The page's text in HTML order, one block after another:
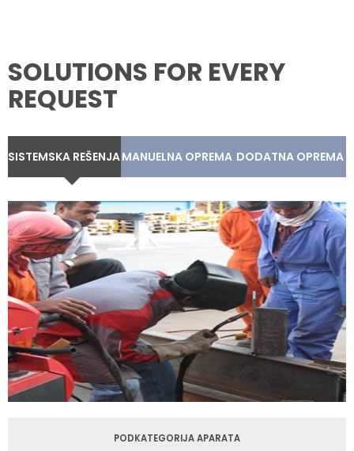
SOLUTIONS FOR EVERY
REQUEST
SISTEMSKA REŠENJAMANUELNA OPREMA DODATNA OPREMA
PODKATEGORIJA APARATA